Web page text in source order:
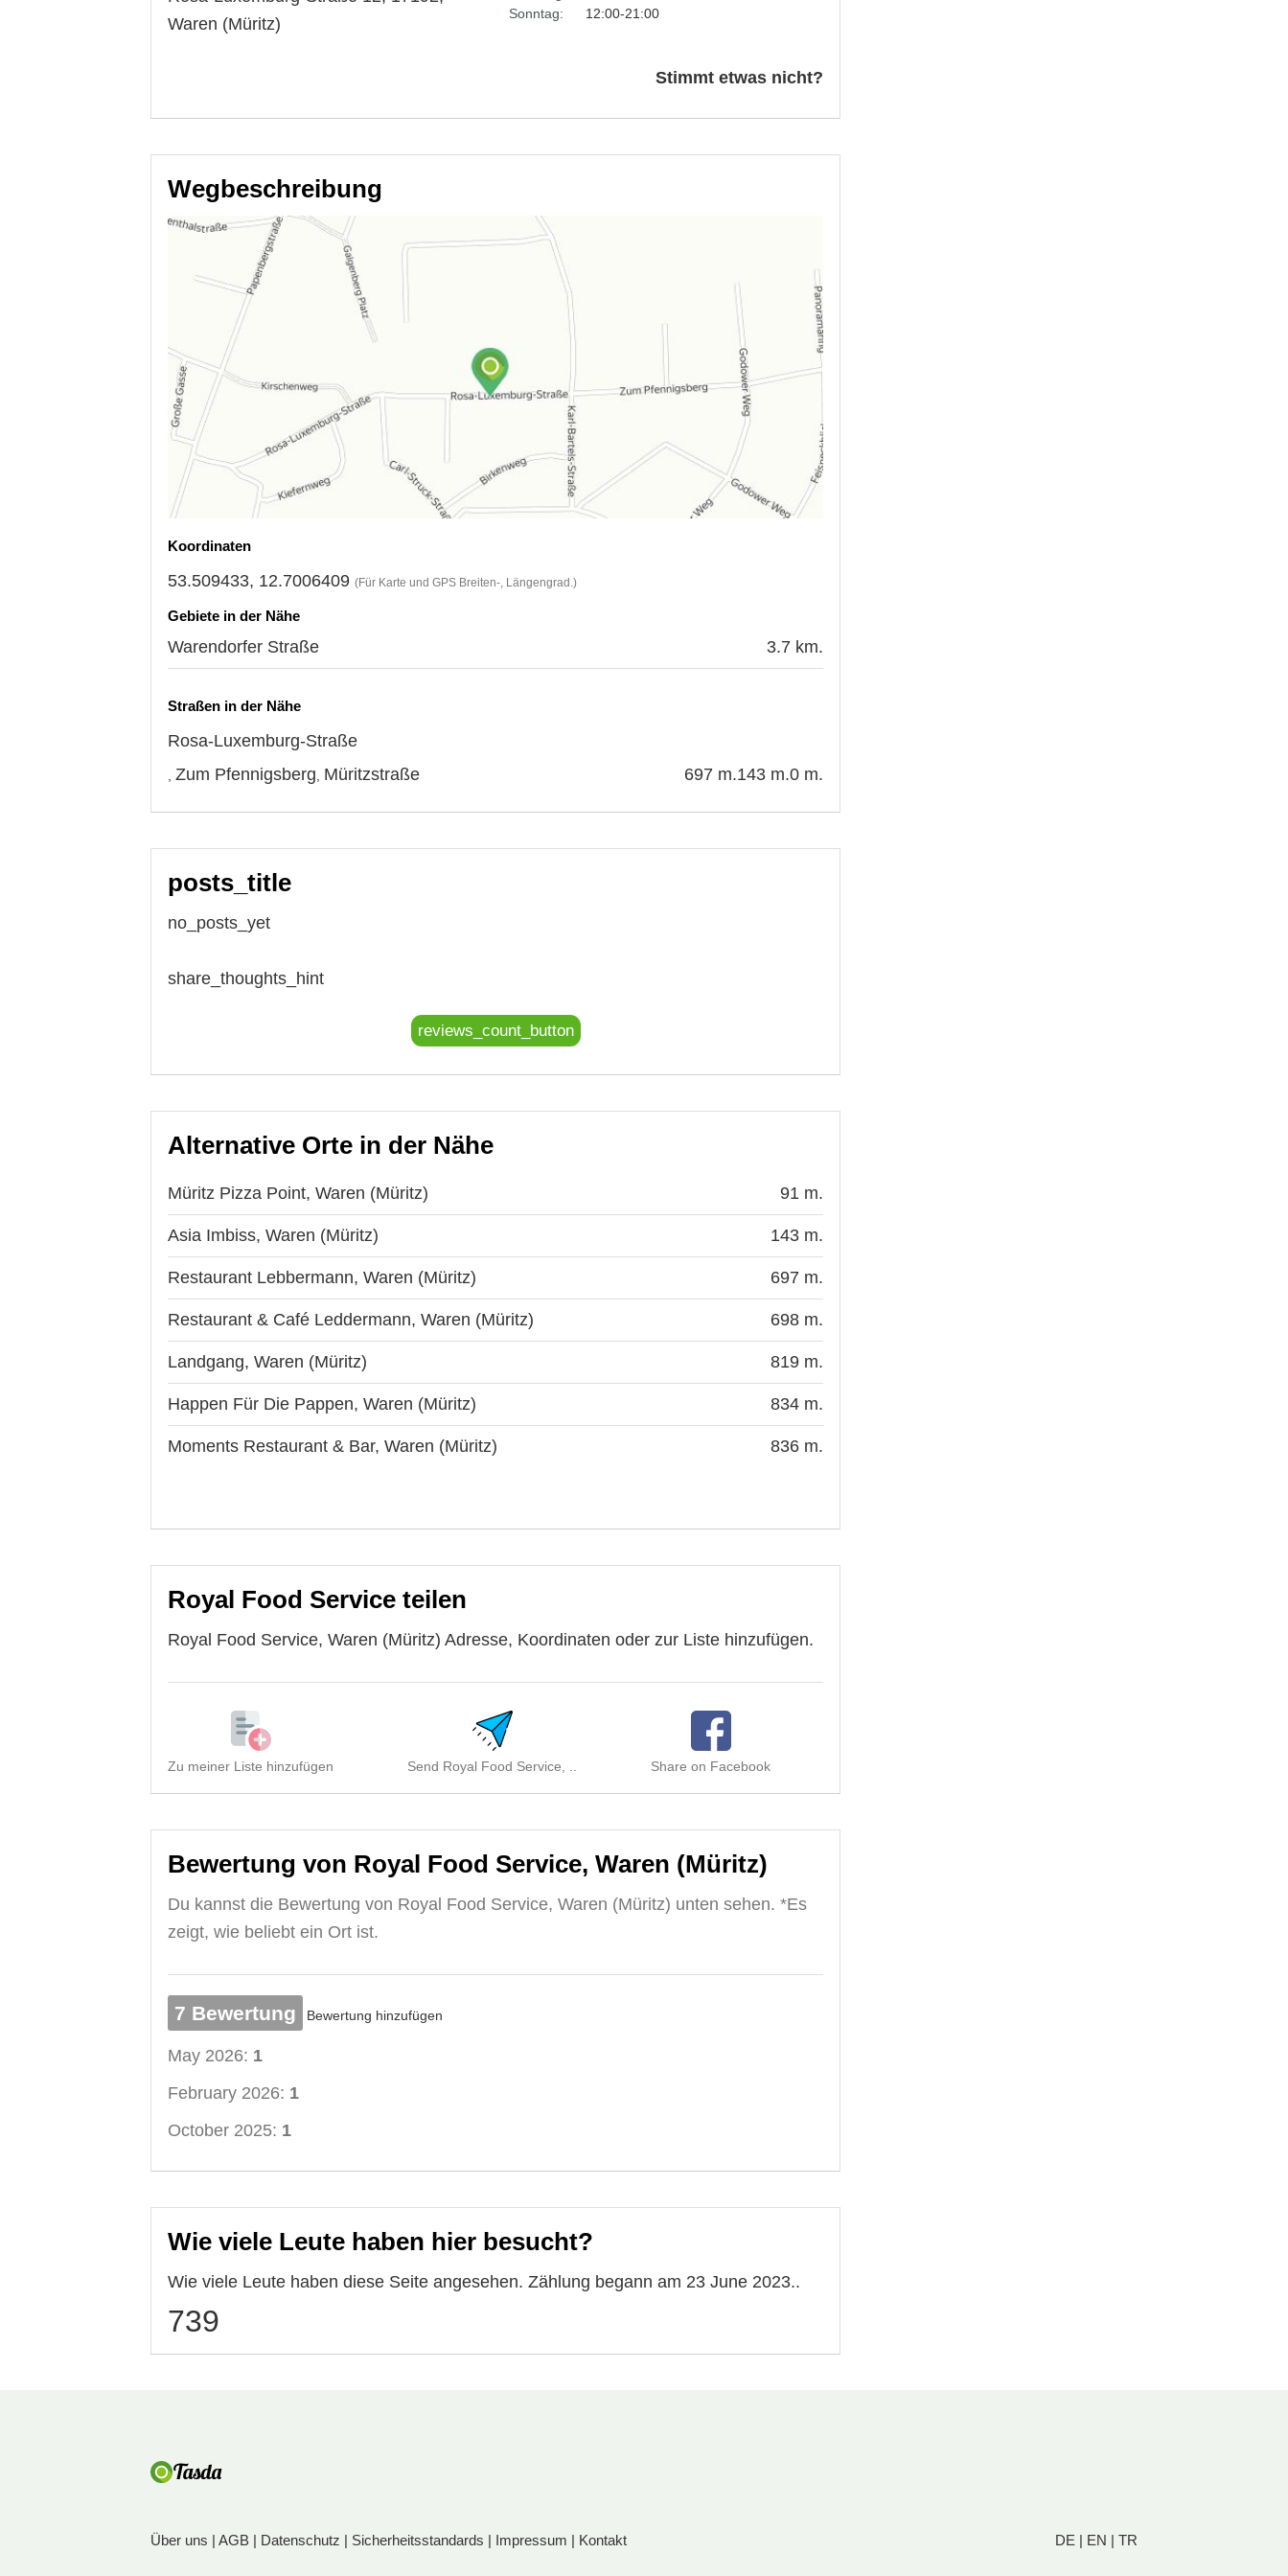
Waren (Müritz)
Sonntag:
12:00-21:00
Stimmt etwas nicht?
Wegbeschreibung
Koordinaten
53.509433, 12.7006409 (Für Karte und GPS Breiten-, Längengrad.)
Gebiete in der Nähe
Warendorfer Straße 3.7 km.
Straßen in der Nähe
Rosa-Luxemburg-Straße
0 m.
Zum Pfennigsberg 143 m.
Müritzstraße 697 m.
posts_title
no_posts_yet
share_thoughts_hint
reviews_count_button
Alternative Orte in der Nähe
Müritz Pizza Point, Waren (Müritz) 91 m.
Asia Imbiss, Waren (Müritz) 143 m.
Restaurant Lebbermann, Waren (Müritz) 697 m.
Restaurant & Café Leddermann, Waren (Müritz) 698 m.
Landgang, Waren (Müritz) 819 m.
Happen Für Die Pappen, Waren (Müritz) 834 m.
Moments Restaurant & Bar, Waren (Müritz) 836 m.
Royal Food Service teilen
Royal Food Service, Waren (Müritz) Adresse, Koordinaten oder zur Liste hinzufügen.
Zu meiner Liste hinzufügen Send Royal Food Service, .. Share on Facebook
Bewertung von Royal Food Service, Waren (Müritz)
Du kannst die Bewertung von Royal Food Service, Waren (Müritz) unten sehen. *Es
zeigt, wie beliebt ein Ort ist.
7 Bewertung Bewertung hinzufügen
May 2026: 1
February 2026: 1
October 2025: 1
Wie viele Leute haben hier besucht?
Wie viele Leute haben diese Seite angesehen. Zählung begann am 23 June 2023..
739
Über uns | AGB | Datenschutz | Sicherheitsstandards | Impressum | Kontakt DE | EN | TR